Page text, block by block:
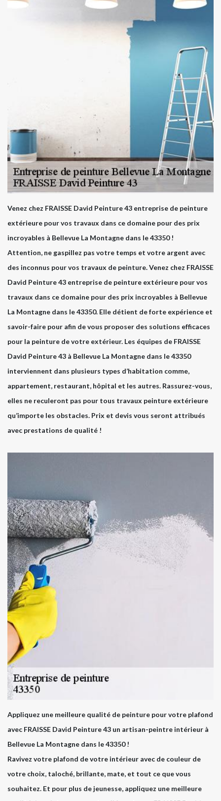
Venez chez FRAISSE David Peinture 43 entreprise de peinture
extérieure pour vos travaux dans ce domaine pour des prix
incroyables à Bellevue La Montagne dans le 43350 !
Attention, ne gaspillez pas votre temps et votre argent avec
des inconnus pour vos travaux de peinture. Venez chez FRAISSE
David Peinture 43 entreprise de peinture extérieure pour vos
travaux dans ce domaine pour des prix incroyables à Bellevue
La Montagne dans le 43350. Elle détient de forte expérience et
savoir-faire pour afin de vous proposer des solutions efficaces
pour la peinture de votre extérieur. Les équipes de FRAISSE
David Peinture 43 à Bellevue La Montagne dans le 43350
interviennent dans plusieurs types d’habitation comme,
appartement, restaurant, hôpital et les autres. Rassurez-vous,
elles ne reculeront pas pour tous travaux peinture extérieure
qu’importe les obstacles. Prix et devis vous seront attribués
avec prestations de qualité !
Appliquez une meilleure qualité de peinture pour votre plafond
avec FRAISSE David Peinture 43 un artisan-peintre intérieur à
Bellevue La Montagne dans le 43350 !
Ravivez votre plafond de votre intérieur avec de couleur de
votre choix, taloché, brillante, mate, et tout ce que vous
souhaitez. Et pour plus de jeunesse, appliquez une meilleure